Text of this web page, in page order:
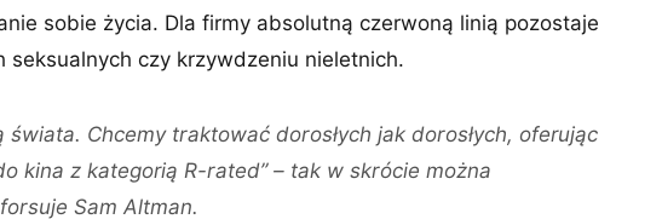
sobie życia. Dla firmy absolutną czerwoną linią pozostaje
czy krzywdzeniu nieletnich.
świata. Chcemy traktować dorosłych jak dorosłych, oferując
kina z kategorią R-rated” – tak w skrócie można
Sam Altman.